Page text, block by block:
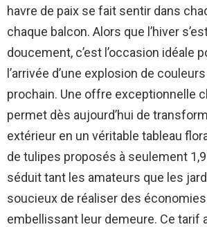
havre de paix se fait sentir dans
chaque balcon. Alors que l’hiver
doucement, c’est l’occasion idéale
l’arrivée d’une explosion de
prochain. Une offre exceptionnelle
permet dès aujourd’hui de
extérieur en un véritable tableau
de tulipes proposés à seulement
séduit tant les amateurs que les
soucieux de réaliser des
embellissant leur demeure. Ce tarif